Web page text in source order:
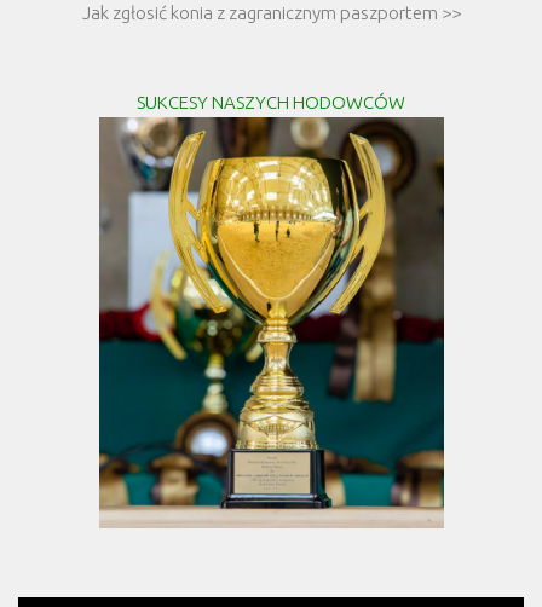
Jak zgłosić konia z zagranicznym paszportem >>
SUKCESY NASZYCH HODOWCÓW